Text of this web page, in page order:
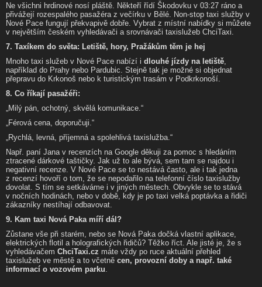
Ne všichni hrdinové nosí pláště. Někteří řídí Škodovku v 03:27 ráno a
přivážejí rozespalého pasažéra z večírku v Bělé. Non-stop taxi služby v
Nové Pace fungují překvapivě dobře. Vybrat z místní nabídky si můžete
v největším českém vyhledávači a srovnávači taxislužeb ChciTaxi.
7. Taxíkem do světa: Letiště, hory, Pražákům těm je hej
Mnoho taxi služeb v Nové Pace nabízí i dlouhé jízdy na letiště
například do Prahy nebo Pardubic. Stejně tak je možné si objednat
přepravu do Krkonoš nebo k turistickým trasám v Podkrkonoší.
8. Co říkají pasažéři:
„Milý pán, ochotný, skvělá komunikace.“
„Férová cena, doporučuji.“
„Rychlá, levná, příjemná a spolehlivá taxislužba.“
Např. paní Jana v recenzích na Google děkuji za pomoc s hledáním
ztracené dárkové taštičky. Jak už to ale bývá, sem tam se najdou i
negativní recenze. V Nové Pace se to nestává často, ale i tak jedna
z recenzí hovoří o tom, že se nepodařilo na telefonní číslo taxislužby
dovolat. S tím se setkáváme i v jiných městech. Obvykle se to stává
v nočních hodinách, nebo v době, kdy je po taxi velká poptávka a řidiči
zákazníky nestíhají odbavovat.
9. Kam taxi Nová Paka míří dál?
Zůstane vše při starém, nebo se Nová Paka dočká vlastní aplikace,
elektrických flotil a holografických řidičů? Těžko říct. Ale jisté je, že s
vyhledávačem ChciTaxi.cz máte vždy po ruce aktuální přehled
taxislužeb ve městě a to včetně cen, provozní doby a např. také
informací o vozovém parku